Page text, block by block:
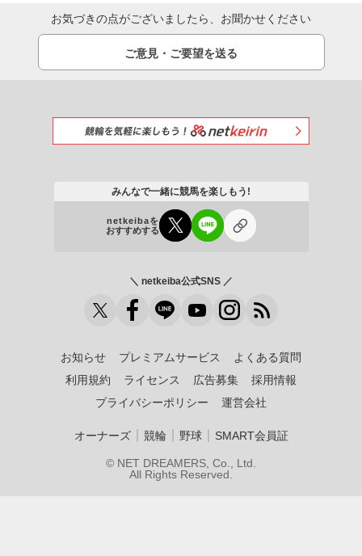
お気づきの点がございましたら、お聞かせください
ご意見・ご要望を送る
みんなで一緒に競馬を楽しもう!
netkeibaを
おすすめする
＼ netkeiba公式SNS ／
お知らせ プレミアムサービス
よくある質問
利用規約
ライセンス 広告募集
採用情報
プライバシーポリシー
運営会社
オーナーズ｜ 競輪 野球｜ SMART会員証
© NET DREAMERS, Co., Ltd.
All Rights Reserved.